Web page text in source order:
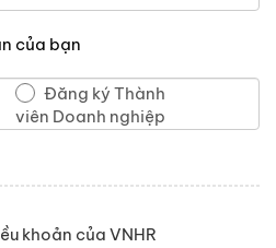
của bạn
Đăng ký Thành
viên Doanh nghiệp
khoản của VNHR